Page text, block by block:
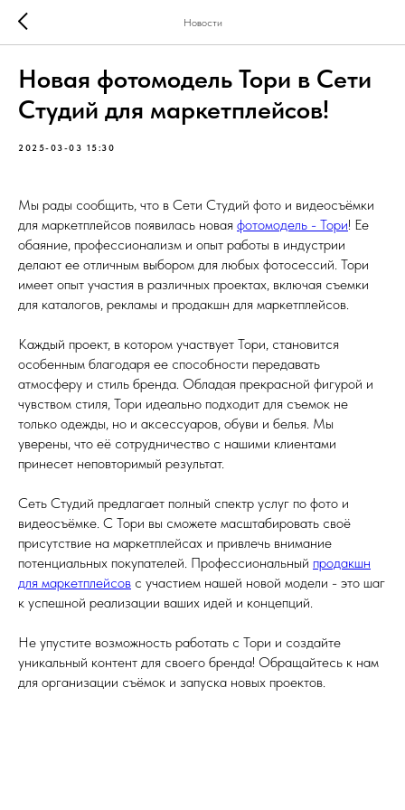
Новости
Новая фотомодель Тори в Сети
Студий для маркетплейсов!
2025-03-03 15:30
Мы рады сообщить, что в Сети Студий фото и видеосъёмки
для маркетплейсов появилась новая фотомодель - Тори! Ее
обаяние, профессионализм и опыт работы в индустрии
делают ее отличным выбором для любых фотосессий. Тори
имеет опыт участия в различных проектах, включая съемки
для каталогов, рекламы и продакшн для маркетплейсов.
Каждый проект, в котором участвует Тори, становится
особенным благодаря ее способности передавать
атмосферу и стиль бренда. Обладая прекрасной фигурой и
чувством стиля, Тори идеально подходит для съемок не
только одежды, но и аксессуаров, обуви и белья. Мы
уверены, что её сотрудничество с нашими клиентами
принесет неповторимый результат.
Сеть Студий предлагает полный спектр услуг по фото и
видеосъёмке. С Тори вы сможете масштабировать своё
присутствие на маркетплейсах и привлечь внимание
потенциальных покупателей. Профессиональный продакшн
для маркетплейсов с участием нашей новой модели - это шаг
к успешной реализации ваших идей и концепций.
Не упустите возможность работать с Тори и создайте
уникальный контент для своего бренда! Обращайтесь к нам
для организации съёмок и запуска новых проектов.